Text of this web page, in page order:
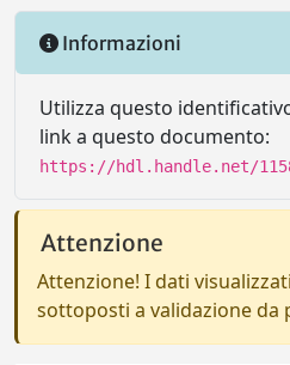
Informazioni
Utilizza questo
link a questo documento:
https://hdl.handle.net/
Attenzione
Attenzione! I dati
sottoposti a validazione da